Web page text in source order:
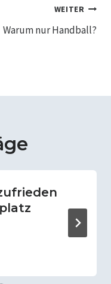
WEITER
Warum nur Handball?